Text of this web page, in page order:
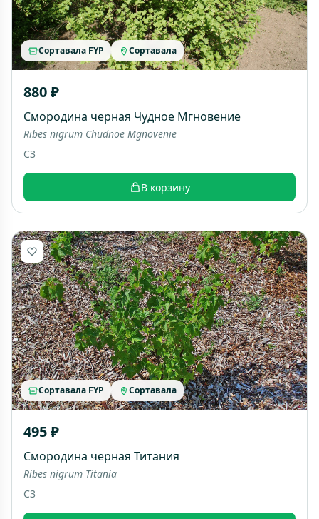
Сортавала FYP Сортавала
880 ₽
Смородина черная Чудное Мгновение
Ribes nigrum Chudnoe Mgnovenie
C3
В корзину
Сортавала FYP Сортавала
495 ₽
Смородина черная Титания
Ribes nigrum Titania
C3